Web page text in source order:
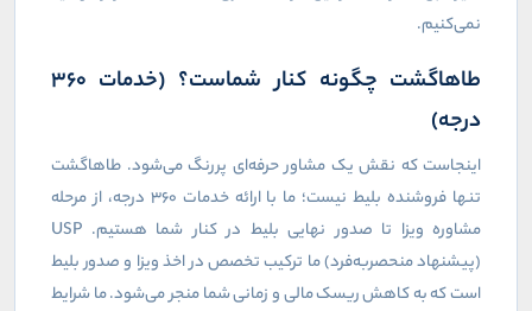
نمی‌کنیم.
طاهاگشت چگونه کنار شماست؟ (خدمات ۳۶۰
درجه)
اینجاست که نقش یک مشاور حرفه‌ای پررنگ می‌شود. طاهاگشت
تنها فروشنده بلیط نیست؛ ما با ارائه خدمات ۳۶۰ درجه، از مرحله
مشاوره ویزا تا صدور نهایی بلیط در کنار شما هستیم. USP
(پیشنهاد منحصر‌به‌فرد) ما ترکیب تخصص در اخذ ویزا و صدور بلیط
است که به کاهش ریسک مالی و زمانی شما منجر می‌شود. ما شرایط